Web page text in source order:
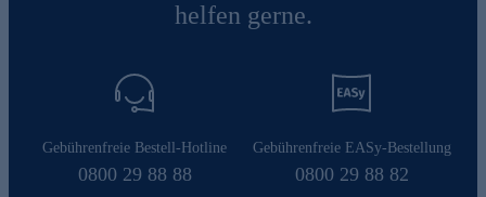
helfen gerne.
Gebührenfreie Bestell-Hotline
0800 29 88 88
Gebührenfreie EASy-Bestellung
0800 29 88 82